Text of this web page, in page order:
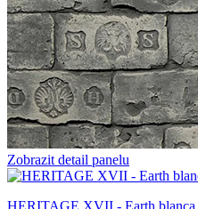
Zobrazit detail panelu
HERITAGE XVII - Earth blanca